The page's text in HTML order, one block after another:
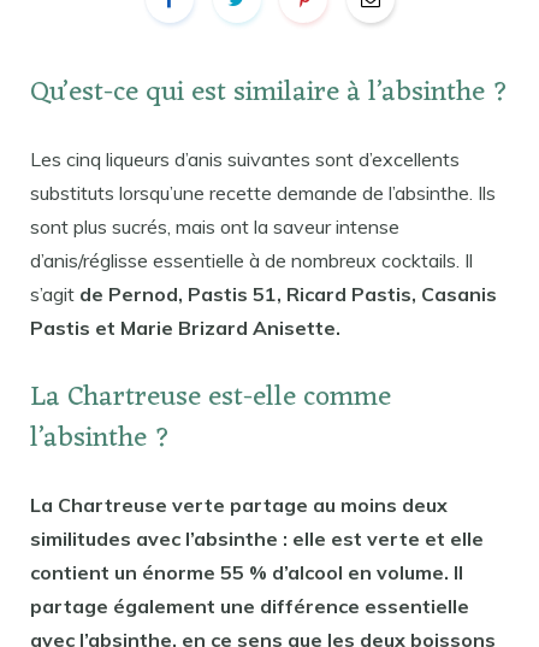
Qu’est-ce qui est similaire à l’absinthe ?
Les cinq liqueurs d’anis suivantes sont d’excellents
substituts lorsqu’une recette demande de l’absinthe. Ils
sont plus sucrés, mais ont la saveur intense
d’anis/réglisse essentielle à de nombreux cocktails. Il
s’agit de Pernod, Pastis 51, Ricard Pastis, Casanis
Pastis et Marie Brizard Anisette.
La Chartreuse est-elle comme
l’absinthe ?
La Chartreuse verte partage au moins deux
similitudes avec l’absinthe : elle est verte et elle
contient un énorme 55 % d’alcool en volume. Il
partage également une différence essentielle
avec l’absinthe, en ce sens que les deux boissons